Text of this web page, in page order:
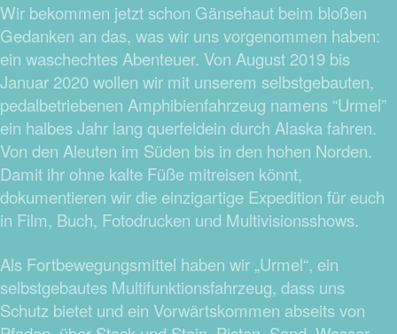
Wir bekommen jetzt schon Gänsehaut beim bloßen
Gedanken an das, was wir uns vorgenommen haben:
ein waschechtes Abenteuer. Von August 2019 bis
Januar 2020 wollen wir mit unserem selbstgebauten,
pedalbetriebenen Amphibienfahrzeug namens “Urmel”
ein halbes Jahr lang querfeldein durch Alaska fahren.
Von den Aleuten im Süden bis in den hohen Norden.
Damit ihr ohne kalte Füße mitreisen könnt,
dokumentieren wir die einzigartige Expedition für euch
in Film, Buch, Fotodrucken und Multivisionsshows.
Als Fortbewegungsmittel haben wir „Urmel“, ein
selbstgebautes Multifunktionsfahrzeug, dass uns
Schutz bietet und ein Vorwärtskommen abseits von